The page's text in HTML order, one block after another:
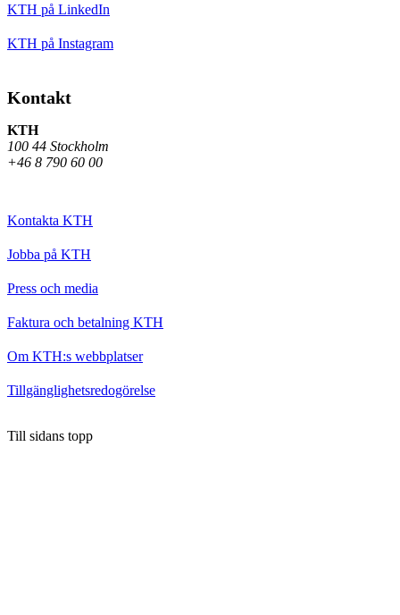
KTH på LinkedIn
KTH på Instagram
Kontakt
KTH
100 44 Stockholm
+46 8 790 60 00
Kontakta KTH
Jobba på KTH
Press och media
Faktura och betalning KTH
Om KTH:s webbplatser
Tillgänglighetsredogörelse
Till sidans topp